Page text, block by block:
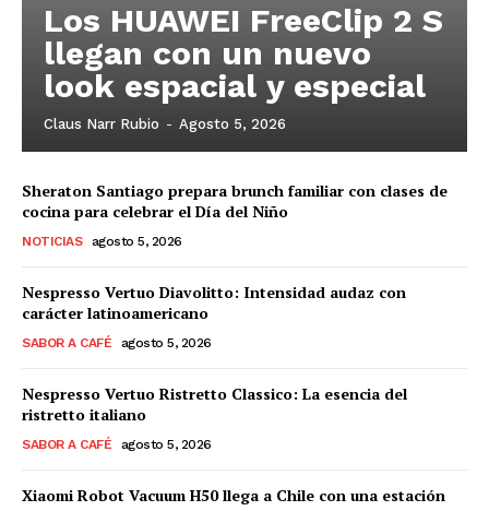
Los HUAWEI FreeClip 2 S
llegan con un nuevo
look espacial y especial
Claus Narr Rubio - Agosto 5, 2026
Sheraton Santiago prepara brunch familiar con clases de
cocina para celebrar el Día del Niño
NOTICIAS agosto 5, 2026
Nespresso Vertuo Diavolitto: Intensidad audaz con
carácter latinoamericano
SABOR A CAFÉ agosto 5, 2026
Nespresso Vertuo Ristretto Classico: La esencia del
ristretto italiano
SABOR A CAFÉ agosto 5, 2026
Xiaomi Robot Vacuum H50 llega a Chile con una estación